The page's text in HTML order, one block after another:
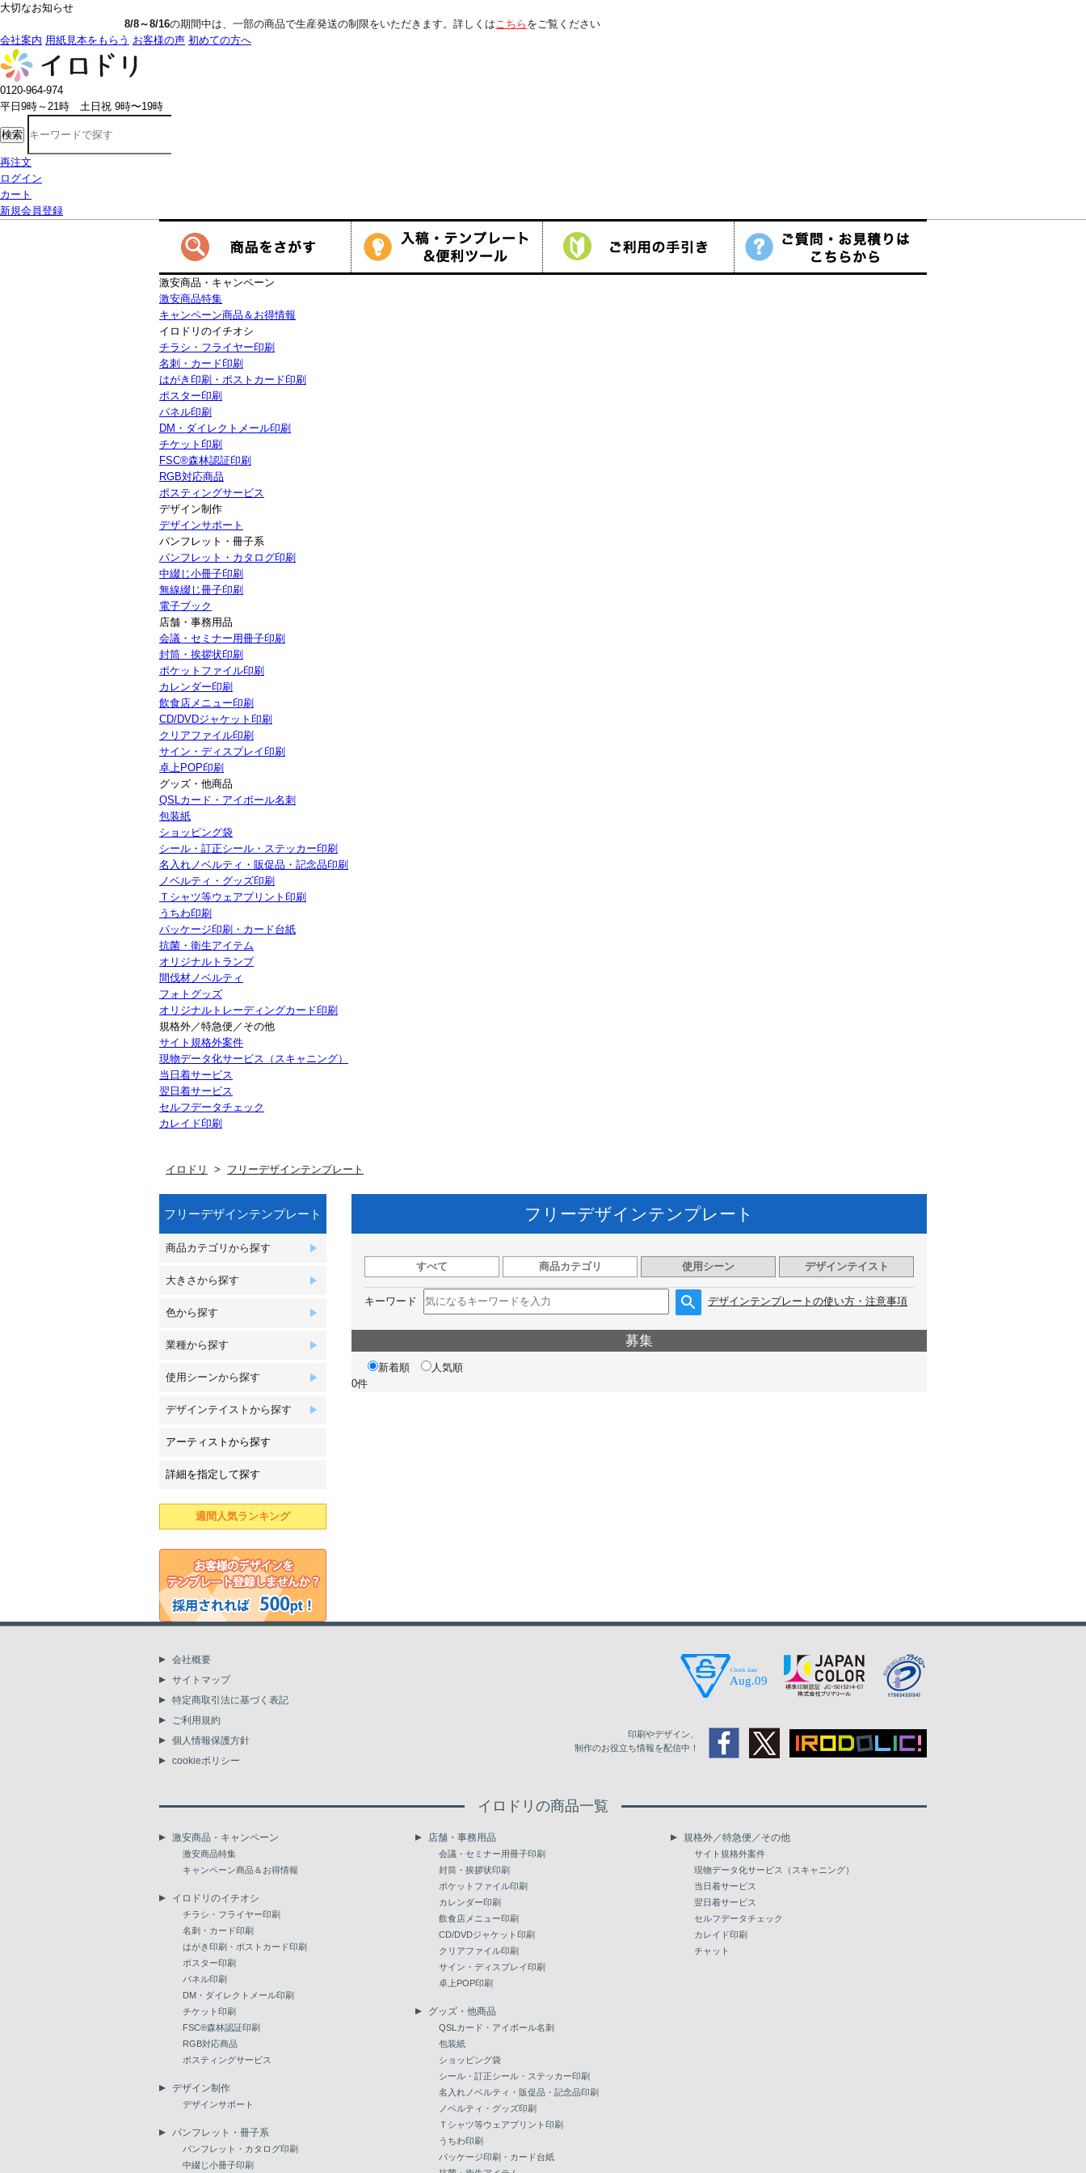
大切なお知らせ
の期間中は、一部の商品で生産発送の制限をいただきます。詳しくはこちらをご覧ください
会社案内 用紙見本をもらう お客様の声 初めての方へ
0120-964-974
平日9時～21時 土日祝 9時〜19時
検索
再注文
ログイン
カート
新規会員登録
激安商品・キャンペーン
激安商品特集
キャンペーン商品＆お得情報
イロドリのイチオシ
チラシ・フライヤー印刷
名刺・カード印刷
はがき印刷・ポストカード印刷
ポスター印刷
パネル印刷
DM・ダイレクトメール印刷
チケット印刷
FSC®森林認証印刷
RGB対応商品
ポスティングサービス
デザイン制作
デザインサポート
パンフレット・冊子系
パンフレット・カタログ印刷
中綴じ小冊子印刷
無線綴じ冊子印刷
電子ブック
店舗・事務用品
会議・セミナー用冊子印刷
封筒・挨拶状印刷
ポケットファイル印刷
カレンダー印刷
飲食店メニュー印刷
CD/DVDジャケット印刷
クリアファイル印刷
サイン・ディスプレイ印刷
卓上POP印刷
グッズ・他商品
QSLカード・アイボール名刺
包装紙
ショッピング袋
シール・訂正シール・ステッカー印刷
名入れノベルティ・販促品・記念品印刷
ノベルティ・グッズ印刷
Ｔシャツ等ウェアプリント印刷
うちわ印刷
パッケージ印刷・カード台紙
抗菌・衛生アイテム
オリジナルトランプ
間伐材ノベルティ
フォトグッズ
オリジナルトレーディングカード印刷
規格外／特急便／その他
サイト規格外案件
現物データ化サービス（スキャニング）
当日着サービス
翌日着サービス
セルフデータチェック
カレイド印刷
イロドリ フリーデザインテンプレート
フリーデザインテンプレート
商品カテゴリから探す
大きさから探す
色から探す
業種から探す
使用シーンから探す
デザインテイストから探す
アーティストから探す
詳細を指定して探す
週間人気ランキング
フリーデザインテンプレート
すべて 商品カテゴリ 使用シーン デザインテイスト
キーワード デザインテンプレートの使い方・注意事項
募集
新着順
人気順
0件
会社概要
サイトマップ
特定商取引法に基づく表記
ご利用規約
個人情報保護方針
cookieポリシー
印刷やデザイン、
制作のお役立ち情報を配信中！
イロドリの商品一覧
激安商品・キャンペーン
激安商品特集
キャンペーン商品＆お得情報
イロドリのイチオシ
チラシ・フライヤー印刷
名刺・カード印刷
はがき印刷・ポストカード印刷
ポスター印刷
パネル印刷
DM・ダイレクトメール印刷
チケット印刷
FSC®森林認証印刷
RGB対応商品
ポスティングサービス
デザイン制作
デザインサポート
パンフレット・冊子系
パンフレット・カタログ印刷
中綴じ小冊子印刷
店舗・事務用品
会議・セミナー用冊子印刷
封筒・挨拶状印刷
ポケットファイル印刷
カレンダー印刷
飲食店メニュー印刷
CD/DVDジャケット印刷
クリアファイル印刷
サイン・ディスプレイ印刷
卓上POP印刷
グッズ・他商品
QSLカード・アイボール名刺
包装紙
ショッピング袋
シール・訂正シール・ステッカー印刷
名入れノベルティ・販促品・記念品印刷
ノベルティ・グッズ印刷
Ｔシャツ等ウェアプリント印刷
うちわ印刷
パッケージ印刷・カード台紙
規格外／特急便／その他
サイト規格外案件
現物データ化サービス（スキャニング）
当日着サービス
翌日着サービス
セルフデータチェック
カレイド印刷
チャット